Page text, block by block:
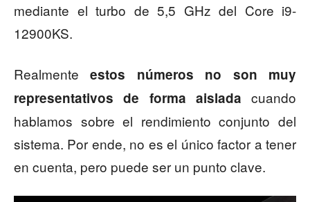
mediante el turbo de 5,5 GHz del Core i9-
12900KS.
Realmenteestos números no son muy
representativos de forma aislada cuando
hablamos sobre el rendimiento conjunto del
sistema. Por ende, no es el único factor a tener
en cuenta, pero puede ser un punto clave.